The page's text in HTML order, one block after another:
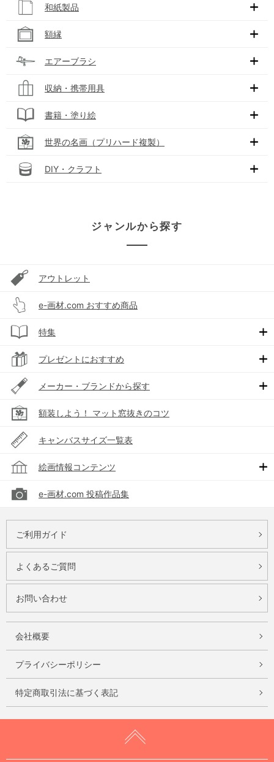
和紙製品
額縁
エアーブラシ
収納・携帯用具
書籍・塗り絵
世界の名画（プリハード複製）
DIY・クラフト
ジャンルから探す
アウトレット
e-画材.com おすすめ商品
特集
プレゼントにおすすめ
メーカー・ブランドから探す
額装しよう！ マット窓抜きのコツ
キャンバスサイズ一覧表
絵画情報コンテンツ
e-画材.com 投稿作品集
ご利用ガイド
よくあるご質問
お問い合わせ
会社概要
プライバシーポリシー
特定商取引法に基づく表記